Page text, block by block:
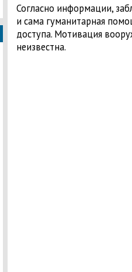
Согласно информации,
и сама гуманитарная
доступа. Мотивация
неизвестна.